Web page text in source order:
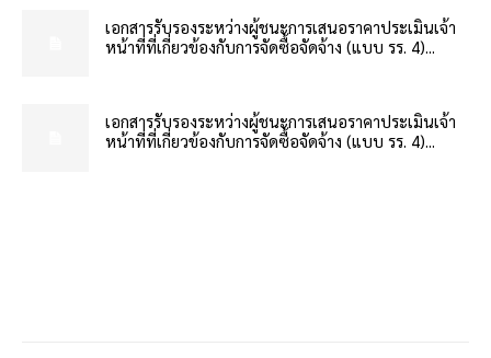
เอกสารรับรองระหว่างผู้ชนะการเสนอราคาประเมินเจ้า
หน้าที่ที่เกี่ยวข้องกับการจัดซื้อจัดจ้าง (แบบ รร. 4)...
เอกสารรับรองระหว่างผู้ชนะการเสนอราคาประเมินเจ้า
หน้าที่ที่เกี่ยวข้องกับการจัดซื้อจัดจ้าง (แบบ รร. 4)...